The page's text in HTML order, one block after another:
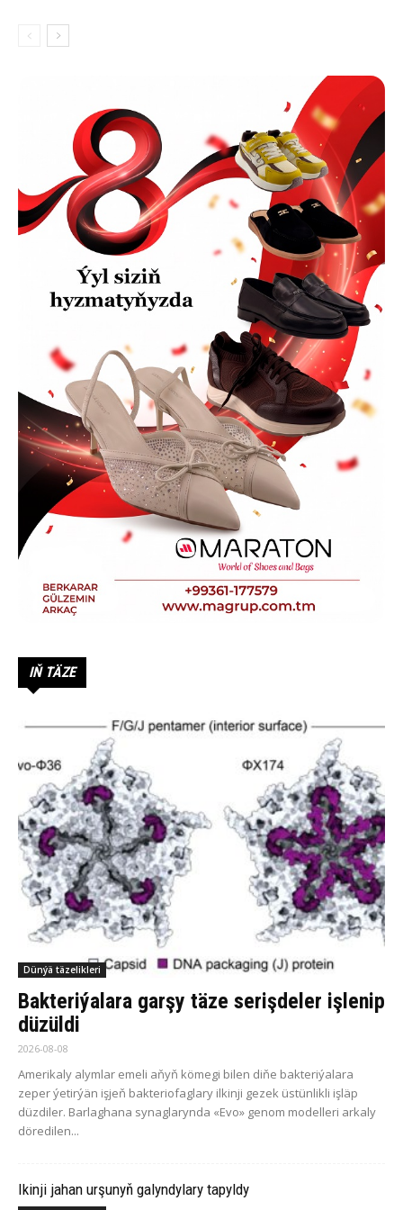
IŇ TÄZE
Dünýä täzelikleri
Bakteriýalara garşy täze serişdeler işlenip
düzüldi
2026-08-08
Amerikaly alymlar emeli aňyň kömegi bilen diňe bakteriýalara
zeper ýetirýän işjeň bakteriofaglary ilkinji gezek üstünlikli işläp
düzdiler. Barlaghana synaglarynda «Evo» genom modelleri arkaly
döredilen...
Ikinji jahan urşunyň galyndylary tapyldy